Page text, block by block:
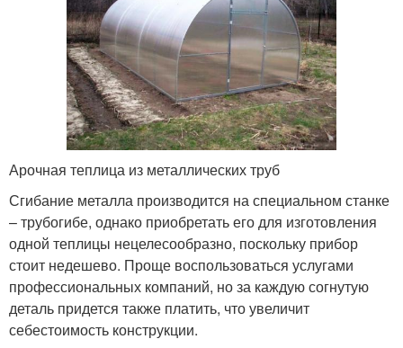
Арочная теплица из металлических труб
Сгибание металла производится на специальном станке
– трубогибе, однако приобретать его для изготовления
одной теплицы нецелесообразно, поскольку прибор
стоит недешево. Проще воспользоваться услугами
профессиональных компаний, но за каждую согнутую
деталь придется также платить, что увеличит
себестоимость конструкции.